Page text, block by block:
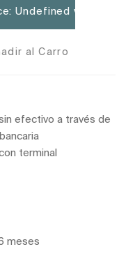
: Undefined variable:
al Carro
efectivo a través de
terminal
meses